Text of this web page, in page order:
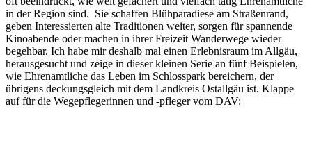
in der Region sind. Sie schaffen Blühparadiese am Straßenrand,
geben Interessierten alte Traditionen weiter, sorgen für spannende
Kinoabende oder machen in ihrer Freizeit Wanderwege wieder
begehbar. Ich habe mir deshalb mal einen Erlebnisraum im Allgäu,
herausgesucht und zeige in dieser kleinen Serie an fünf Beispielen,
wie Ehrenamtliche das Leben im Schlosspark bereichern, der
übrigens deckungsgleich mit dem Landkreis Ostallgäu ist. Klappe
auf für die Wegepflegerinnen und -pfleger vom DAV: